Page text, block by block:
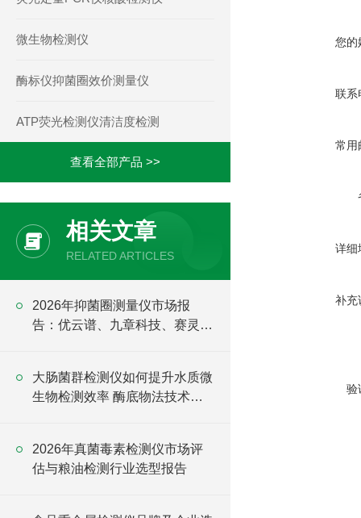
您的
联系
常用
详细
补充
验
微生物检测仪
酶标仪抑菌圈效价测量仪
ATP荧光检测仪清洁度检测
查看全部产品 >>
相关文章
RELATED ARTICLES
2026年抑菌圈测量仪市场报
告：优云谱、九章科技、赛灵思
大肠菌群检测仪如何提升水质微
生物检测效率 酶底物法技术解
2026年真菌毒素检测仪市场评
估与粮油检测行业选型报告